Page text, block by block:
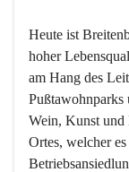
Heute ist
hoher
am Hang des
Pußtawohnparks
Wein, Kunst und
Ortes, welcher